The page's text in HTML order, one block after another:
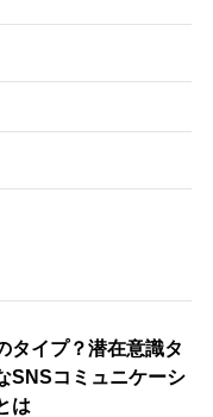
タイプ？潜在意識タ
SNSコミュニケーシ
は